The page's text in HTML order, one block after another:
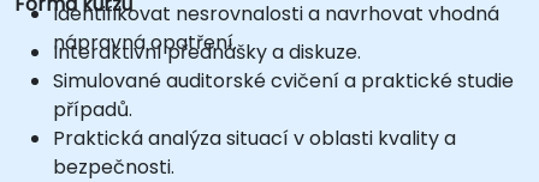
Identifikovat nesrovnalosti a navrhovat vhodná
nápravná opatření.
Interaktivní přednášky a diskuze.
Simulované auditorské cvičení a praktické studie
případů.
Praktická analýza situací v oblasti kvality a
bezpečnosti.